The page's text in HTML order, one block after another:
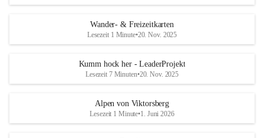
Wander- & Freizeitkarten
Lesezeit 1 Minute•20. Nov. 2025
Kumm hock her - LeaderProjekt
Lesezeit 7 Minuten•20. Nov. 2025
Alpen von Viktorsberg
Lesezeit 1 Minute•1. Juni 2026